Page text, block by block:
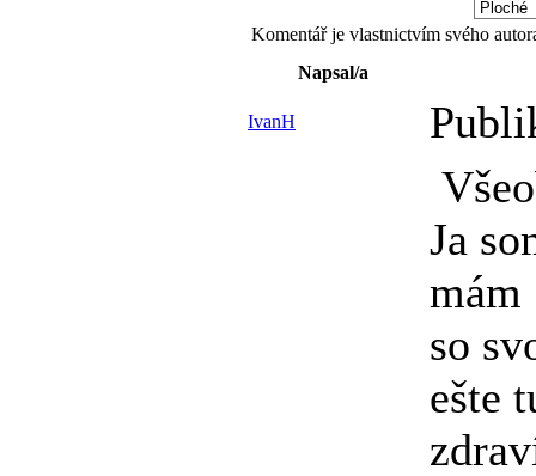
Komentář je vlastnictvím svého
Napsal/a
IvanH
Ja
mám
so
ešte